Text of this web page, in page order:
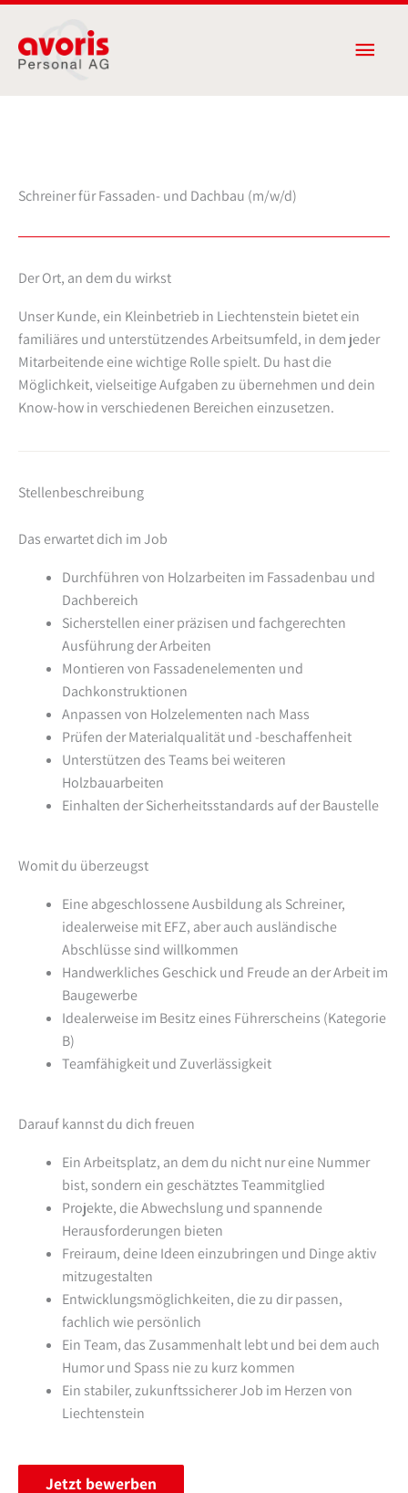
Inhalt
springen
Schreiner für Fassaden- und Dachbau (m/w/d)
Der Ort, an dem du wirkst
Unser Kunde, ein Kleinbetrieb in Liechtenstein bietet ein
familiäres und unterstützendes Arbeitsumfeld, in dem jeder
Mitarbeitende eine wichtige Rolle spielt. Du hast die
Möglichkeit, vielseitige Aufgaben zu übernehmen und dein
Know-how in verschiedenen Bereichen einzusetzen.
Stellenbeschreibung
Das erwartet dich im Job
Durchführen von Holzarbeiten im Fassadenbau und
Dachbereich
Sicherstellen einer präzisen und fachgerechten
Ausführung der Arbeiten
Montieren von Fassadenelementen und
Dachkonstruktionen
Anpassen von Holzelementen nach Mass
Prüfen der Materialqualität und -beschaffenheit
Unterstützen des Teams bei weiteren
Holzbauarbeiten
Einhalten der Sicherheitsstandards auf der Baustelle
Womit du überzeugst
Eine abgeschlossene Ausbildung als Schreiner,
idealerweise mit EFZ, aber auch ausländische
Abschlüsse sind willkommen
Handwerkliches Geschick und Freude an der Arbeit im
Baugewerbe
Idealerweise im Besitz eines Führerscheins (Kategorie
B)
Teamfähigkeit und Zuverlässigkeit
Darauf kannst du dich freuen
Ein Arbeitsplatz, an dem du nicht nur eine Nummer
bist, sondern ein geschätztes Teammitglied
Projekte, die Abwechslung und spannende
Herausforderungen bieten
Freiraum, deine Ideen einzubringen und Dinge aktiv
mitzugestalten
Entwicklungsmöglichkeiten, die zu dir passen,
fachlich wie persönlich
Ein Team, das Zusammenhalt lebt und bei dem auch
Humor und Spass nie zu kurz kommen
Ein stabiler, zukunftssicherer Job im Herzen von
Liechtenstein
Jetzt bewerben